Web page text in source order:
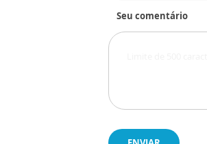
Seu comentário